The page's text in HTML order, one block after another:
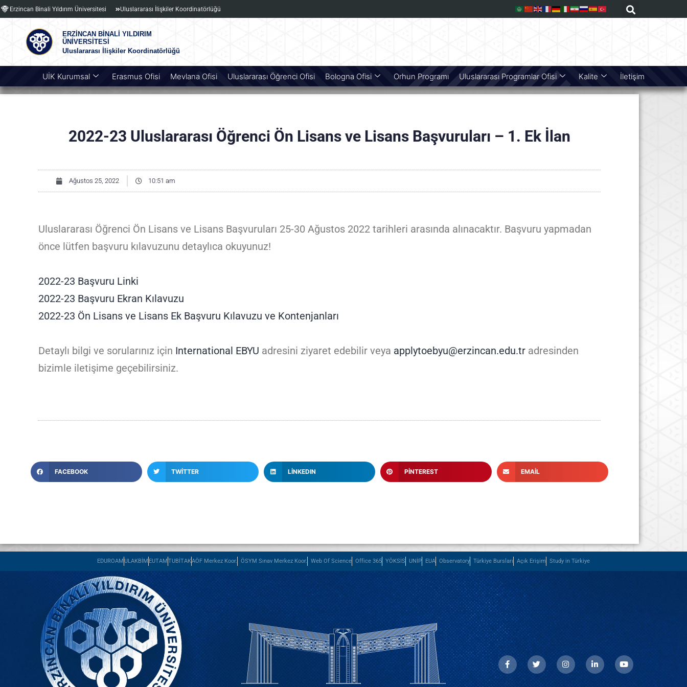
Erzincan Binali Yıldırım Üniversitesi Uluslararası İlişkiler Koordinatörlüğü
ERZİNCAN BİNALİ YILDIRIM
ÜNİVERSİTESİ
Uluslararası İlişkiler Koordinatörlüğü
UİK Kurumsal Erasmus Ofisi Mevlana Ofisi Uluslararası Öğrenci Ofisi Bologna Ofisi Orhun Programı Uluslararası Programlar Ofisi Kalite İletişim
2022-23 Uluslararası Öğrenci Ön Lisans ve Lisans Başvuruları – 1. Ek İlan
Ağustos 25, 2022 10:51 am
Uluslararası Öğrenci Ön Lisans ve Lisans Başvuruları 25-30 Ağustos 2022 tarihleri arasında alınacaktır. Başvuru yapmadan
önce lütfen başvuru kılavuzunu detaylıca okuyunuz!
2022-23 Başvuru Linki
2022-23 Başvuru Ekran Kılavuzu
2022-23 Ön Lisans ve Lisans Ek Başvuru Kılavuzu ve Kontenjanları
Detaylı bilgi ve sorularınız için International EBYU adresini ziyaret edebilir veya applytoebyu@erzincan.edu.tr adresinden
bizimle iletişime geçebilirsiniz.
FACEBOOK TWITTER LINKEDIN PINTEREST EMAIL
EDUROAMULAKBİM EUTAMTUBİTAKAÖF Merkez Koor. ÖSYM Sınav Merkez Koor. Web Of Science Office 365 YÖKSİS UNİP EUA Observatory Türkiye Bursları Açık Erişim Study in Türkiye